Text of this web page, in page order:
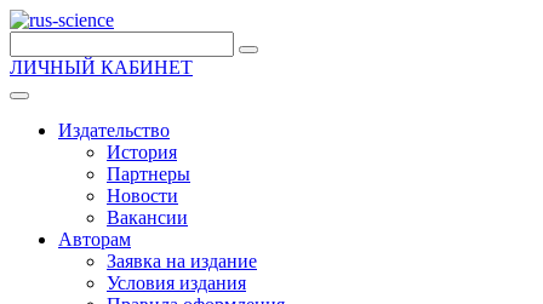
ЛИЧНЫЙ КАБИНЕТ
Издательство
История
Партнеры
Новости
Вакансии
Авторам
Заявка на издание
Условия издания